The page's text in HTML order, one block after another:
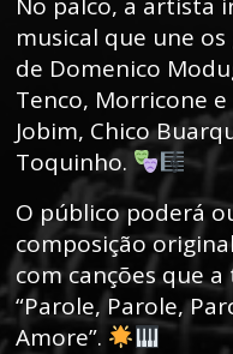
musical que une
de Domenico
Tenco, Morricone
Jobim, Chico
Toquinho.
O público poderá
composição
com canções que
“Parole, Parole,
Amore”.